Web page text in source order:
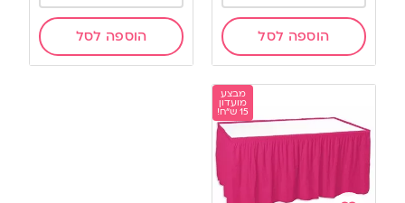
הוספה לסל הוספה לסל
מבצע
מועדון
15 ש"ח!